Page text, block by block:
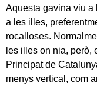
Aquesta gavina viu a
a les illes,
rocalloses.
les illes on nia, però,
Principat de
menys vertical, com